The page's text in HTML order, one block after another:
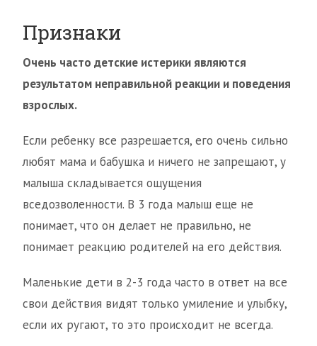
Признаки
Очень часто детские истерики являются
результатом неправильной реакции и поведения
взрослых.
Если ребенку все разрешается, его очень сильно
любят мама и бабушка и ничего не запрещают, у
малыша складывается ощущения
вседозволенности. В 3 года малыш еще не
понимает, что он делает не правильно, не
понимает реакцию родителей на его действия.
Маленькие дети в 2-3 года часто в ответ на все
свои действия видят только умиление и улыбку,
если их ругают, то это происходит не всегда.